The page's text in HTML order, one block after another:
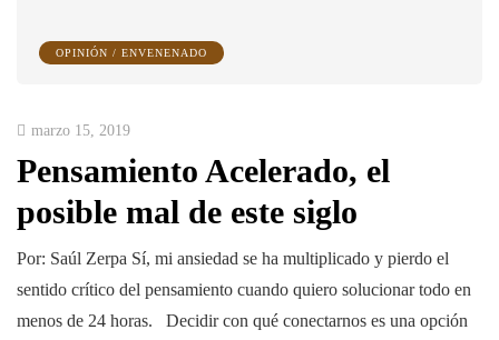
OPINIÓN / ENVENENADO
marzo 15, 2019
Pensamiento Acelerado, el
posible mal de este siglo
Por: Saúl Zerpa Sí, mi ansiedad se ha multiplicado y pierdo el
sentido crítico del pensamiento cuando quiero solucionar todo en
menos de 24 horas. Decidir con qué conectarnos es una opción